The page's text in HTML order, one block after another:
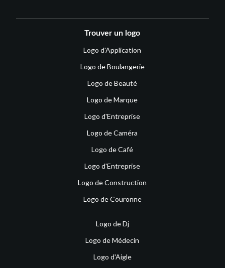
Trouver un logo
Logo d'Application
Logo de Boulangerie
Logo de Beauté
Logo de Marque
Logo d'Entreprise
Logo de Caméra
Logo de Café
Logo d'Entreprise
Logo de Construction
Logo de Couronne
Logo de Dj
Logo de Médecin
Logo d'Aigle